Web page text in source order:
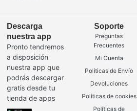
Descarga
nuestra app
Pronto tendremos
a disposición
nuestra app que
podrás descargar
gratis desde tu
tienda de apps
Soporte
Preguntas
Frecuentes
Mi Cuenta
Políticas de Envío
Devoluciones
Políticas de cookies
Políticas de